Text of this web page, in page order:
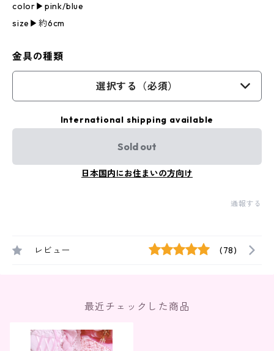
color▶︎pink/blue
size▶︎約6cm
金具の種類
選択する（必須）
International shipping available
Sold out
日本国内にお住まいの方向け
通報する
レビュー (78)
最近チェックした商品